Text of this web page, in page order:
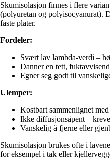
Skumisolasjon finnes i flere
(polyuretan og polyisocyanurat).
faste plater.
Fordeler:
Svært lav lambda-verdi –
Danner en tett,
Egner seg godt til
Ulemper:
Kostbart sammenlignet
Ikke diffusjonsåpent –
Vanskelig å fjerne eller
Skumisolasjon brukes ofte i
for eksempel i tak eller